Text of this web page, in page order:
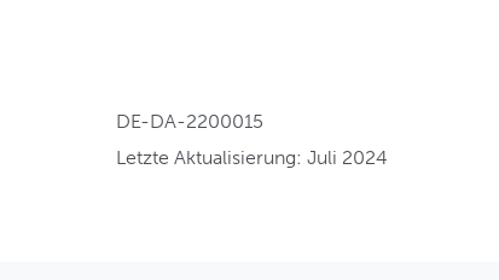
DE-DA-2200015
Letzte Aktualisierung: Juli 2024